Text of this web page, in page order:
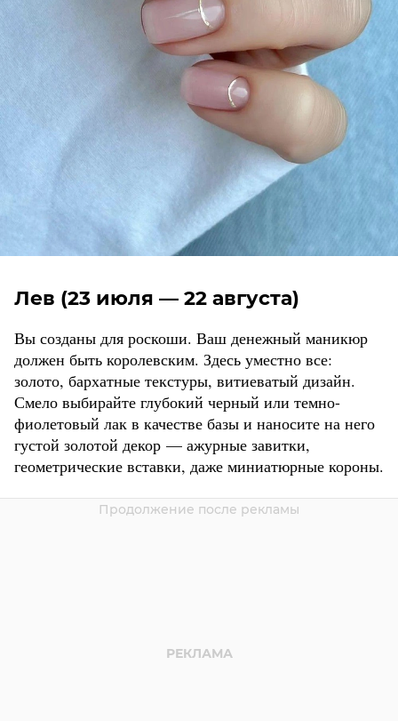
Лев (23 июля — 22 августа)
Вы созданы для роскоши. Ваш денежный маникюр
должен быть королевским. Здесь уместно все:
золото, бархатные текстуры, витиеватый дизайн.
Смело выбирайте глубокий черный или темно-
фиолетовый лак в качестве базы и наносите на него
густой золотой декор — ажурные завитки,
геометрические вставки, даже миниатюрные короны.